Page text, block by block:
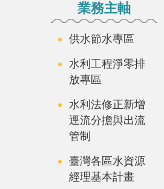
業務主軸
供水節水專區
水利工程淨零排
放專區
水利法修正新增
逕流分擔與出流
管制
臺灣各區水資源
經理基本計畫